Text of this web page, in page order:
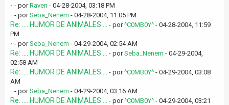
- - porRaven - 04-28-2004, 03:18 PM
- - porSeba_Nenem - 04-28-2004, 11:05 PM
Re: .... HUMOR DE ANIMALES ... - por^C0MB0Y^ - 04-28-2004, 11:59
PM
- - porSeba_Nenem - 04-29-2004, 02:54 AM
Re: .... HUMOR DE ANIMALES ... - porSeba_Nenem - 04-29-2004,
02:58 AM
Re: .... HUMOR DE ANIMALES ... - por^C0MB0Y^ - 04-29-2004, 03:08
AM
- - porSeba_Nenem - 04-29-2004, 03:16 AM
Re: .... HUMOR DE ANIMALES ... - por^C0MB0Y^ - 04-29-2004, 03:21